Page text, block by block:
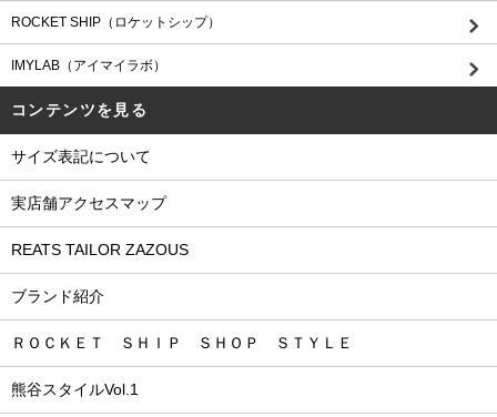
ROCKET SHIP（ロケットシップ）
IMYLAB（アイマイラボ）
コンテンツを見る
サイズ表記について
実店舗アクセスマップ
REATS TAILOR ZAZOUS
ブランド紹介
ＲＯＣＫＥＴ ＳＨＩＰ ＳＨＯＰ ＳＴＹＬＥ
熊谷スタイルVol.1